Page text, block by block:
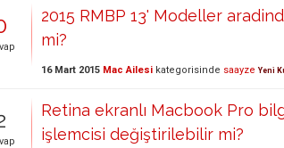
2015 RMBP 13' Modeller
mi?
16 Mart 2015 Mac Ailesi kategorisinde saayze Yeni
Retina ekranlı Macbook Pro
işlemcisi değiştirilebilir mi?